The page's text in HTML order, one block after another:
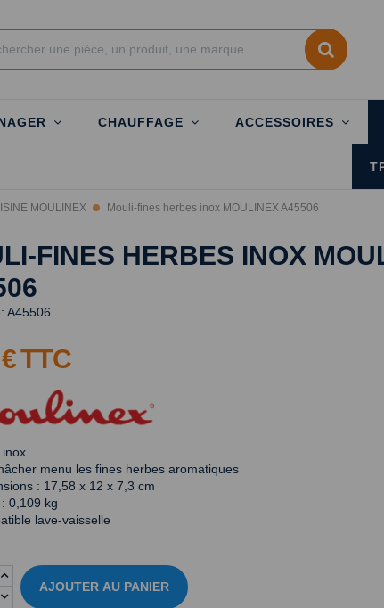
CHAUFFAGE ACCESSOIRES
MOULINEX Mouli-fines herbes inox MOULINEX A45506
FINES HERBES INOX
A45506
TTC
inox
menu les fines herbes aromatiques
: 17,58 x 12 x 7,3 cm
0,109 kg
lave-vaisselle
AJOUTER AU PANIER